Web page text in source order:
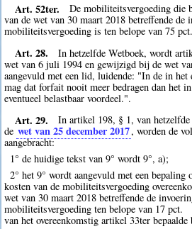
Art. 52ter.
De mobiliteitsvergoeding die
van de wet van 30 maart 2018 betreffende de
mobiliteitsvergoeding is ten belope van 75
Art. 28.
In hetzelfde Wetboek, wordt
wet van 6 juli 1994 en gewijzigd bij de wet
aangevuld met een lid, luidende: "In de in het
mag dat forfait nooit meer bedragen dan het
eventueel belastbaar voordeel.".
Art. 29.
In artikel 198, § 1, van
de wet van 25 december 2017, worden de
aangebracht:
1° de huidige tekst van 9° wordt 9°, a);
2° het 9° wordt aangevuld met een
kosten van de mobiliteitsvergoeding
wet van 30 maart 2018 betreffende de
mobiliteitsvergoeding ten belope van 17 pct.
van het overeenkomstig artikel 33ter